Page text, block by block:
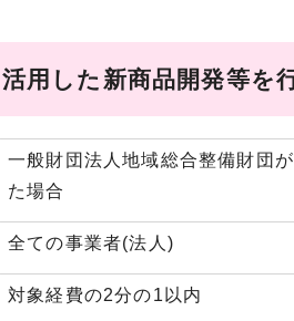
用した新商品開発等を
一般財団法人地域総合整備財団
た場合
全ての事業者(法人)
対象経費の2分の1以内